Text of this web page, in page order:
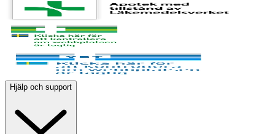
Hjälp och support